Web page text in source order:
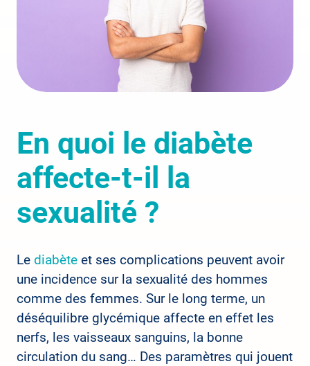
En quoi le diabète
affecte-t-il la
sexualité ?
Le diabèteet ses complications peuvent avoir
une incidence sur la sexualité des hommes
comme des femmes. Sur le long terme, un
déséquilibre glycémique affecte en effet les
nerfs, les vaisseaux sanguins, la bonne
circulation du sang… Des paramètres qui jouent